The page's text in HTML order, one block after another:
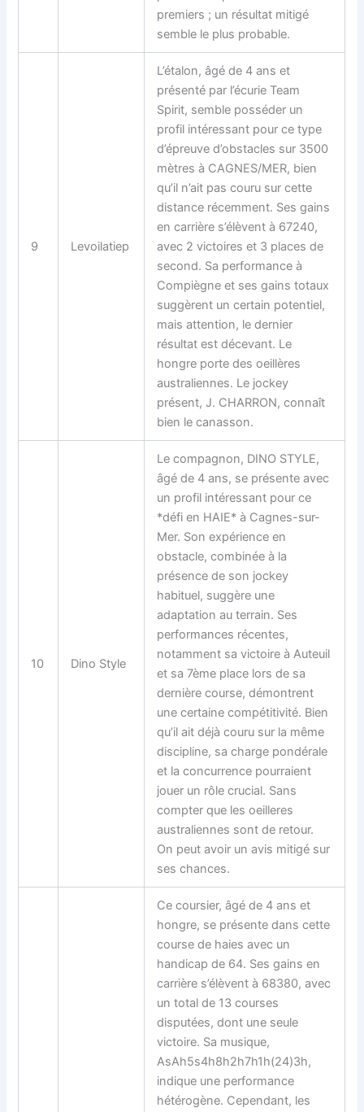
premiers ; un résultat mitigé
semble le plus probable.
9 Levoilatiep
L’étalon, âgé de 4 ans et
présenté par l’écurie Team
Spirit, semble posséder un
profil intéressant pour ce type
d’épreuve d’obstacles sur 3500
mètres à CAGNES/MER, bien
qu’il n’ait pas couru sur cette
distance récemment. Ses gains
en carrière s’élèvent à 67240,
avec 2 victoires et 3 places de
second. Sa performance à
Compiègne et ses gains totaux
suggèrent un certain potentiel,
mais attention, le dernier
résultat est décevant. Le
hongre porte des oeillères
australiennes. Le jockey
présent, J. CHARRON, connaît
bien le canasson.
10 Dino Style
Lecompagnon, DINO STYLE,
âgé de 4 ans, se présente avec
un profil intéressant pour ce
*défi en HAIE* à Cagnes-sur-
Mer. Son expérience en
obstacle, combinée à la
présence de son jockey
habituel, suggère une
adaptation au terrain. Ses
performances récentes,
notamment sa victoire à Auteuil
et sa 7ème place lors de sa
dernière course, démontrent
une certaine compétitivité. Bien
qu’il ait déjà couru sur la même
discipline, sa charge pondérale
et la concurrence pourraient
jouer un rôle crucial. Sans
compter que les oeilleres
australiennes sont de retour.
On peut avoir un avis mitigé sur
ses chances.
Ce coursier, âgé de 4 ans et
hongre, se présente dans cette
course de haies avec un
handicap de 64. Ses gains en
carrière s’élèvent à 68380, avec
un total de 13 courses
disputées, dont une seule
victoire. Sa musique,
AsAh5s4h8h2h7h1h(24)3h,
indique une performance
hétérogène. Cependant, les